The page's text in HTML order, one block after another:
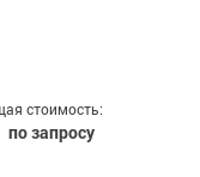
стоимость:
по запросу